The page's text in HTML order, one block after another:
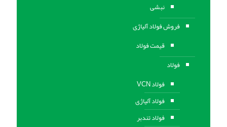
نبشی
فروش فولاد آلیاژی
قیمت فولاد
فولاد
فولاد VCN
فولاد آلیاژی
فولاد تندبر